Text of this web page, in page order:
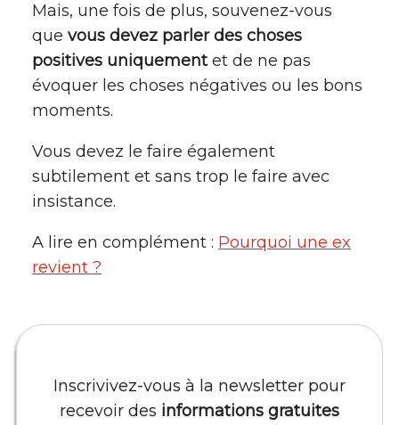
Mais, une fois de plus, souvenez-vous
que vous devez parler des choses
positives uniquementet de ne pas
évoquer les choses négatives ou les bons
moments.
Vous devez le faire également
subtilement et sans trop le faire avec
insistance.
A lire en complément : Pourquoi une ex
revient ?
Inscrivivez-vous à la newsletter pour
recevoir des informations gratuites